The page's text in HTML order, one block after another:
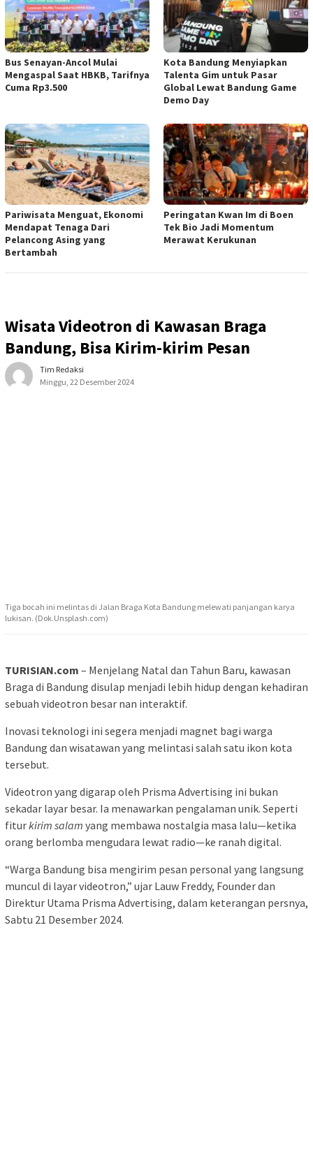
Bus Senayan-Ancol Mulai
Mengaspal Saat HBKB, Tarifnya
Cuma Rp3.500
Kota Bandung Menyiapkan
Talenta Gim untuk Pasar
Global Lewat Bandung Game
Demo Day
Pariwisata Menguat, Ekonomi
Mendapat Tenaga Dari
Pelancong Asing yang
Bertambah
Peringatan Kwan Im di Boen
Tek Bio Jadi Momentum
Merawat Kerukunan
Wisata Videotron di Kawasan Braga
Bandung, Bisa Kirim-kirim Pesan
Tim Redaksi
Minggu, 22 Desember 2024
Tiga bocah ini melintas di Jalan Braga Kota Bandung melewati panjangan karya
lukisan. (Dok.Unsplash.com)
TURISIAN.com – Menjelang Natal dan Tahun Baru, kawasan
Braga di Bandung disulap menjadi lebih hidup dengan kehadiran
sebuah videotron besar nan interaktif.
Inovasi teknologi ini segera menjadi magnet bagi warga
Bandung dan wisatawan yang melintasi salah satu ikon kota
tersebut.